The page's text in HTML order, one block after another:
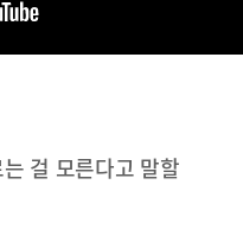
걸 모른다고 말할